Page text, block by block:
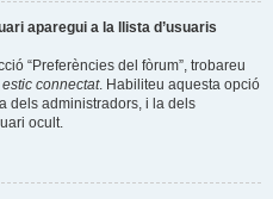
aparegui a la llista d’usuaris
“Preferències del fòrum”, trobareu
connectat. Habiliteu aquesta opció
dels administradors, i la dels
ocult.